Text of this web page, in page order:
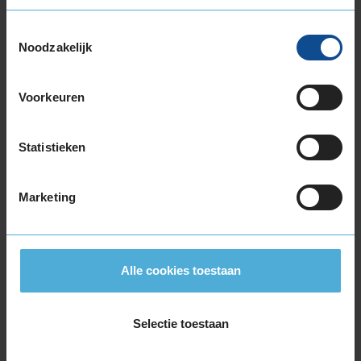
Noodzakelijk
Voorkeuren
Statistieken
Marketing
Alle cookies toestaan
Selectie toestaan
De band heeft een extern rolgeluid van 72 dB,
geluidsproductie heeft.
Bandenmontagepakketten
Kies je
Per band € 40,-